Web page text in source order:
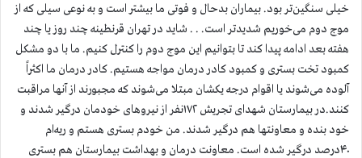
خیلی سنگین‌تر بود. بیماران بدحال و فوتی ما بیشتر است و به نوعی سیلی که از
موج دوم می‌خوریم شدیدتر است. . . شاید در تهران قرنطینه چند روز یا چند
هفته بعد ادامه پیدا کند تا بتوانیم این موج دوم را کنترل کنیم. ما با دو مشکل
کمبود تخت بستری و کمبود کادر درمان مواجه هستیم. کادر درمان ما اکثراً
آلوده می‌شوند یا اقوام درجه یکشان مبتلا می‌شوند که مجبورند از آنها مراقبت
کنند.در بیمارستان شهدای تجریش ۱۷۲نفر از نیروهای خودمان درگیر شدند و
خود بنده و معاونتها هم درگیر شدند. من خودم بستری هستم و ریه‌ام
۴۰درصد درگیر شده است. معاونت درمان و بهداشت بیمارستان هم بستری